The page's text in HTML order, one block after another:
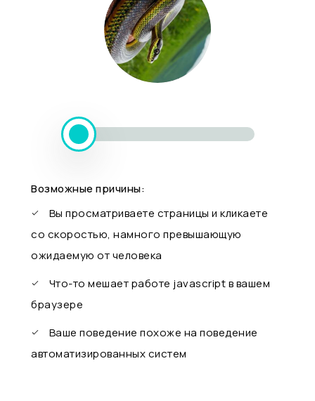
Возможные причины:
Вы просматриваете страницы и кликаете
со скоростью, намного превышающую
ожидаемую от человека
Что-то мешает работе javascript в вашем
браузере
Ваше поведение похоже на поведение
автоматизированных систем